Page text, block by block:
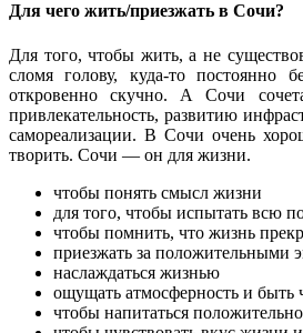
Для чего жить/приезжать в Сочи?
Для того, чтобы жить, а не
сломя голову, куда-то постоянно
откровенно скучно. А Сочи
привлекательность, развитию
самореализации. В Сочи очень
творить. Сочи — он для жизни.
чтобы понять смысл жизни
для того, чтобы испытать всю
чтобы помнить, что жизнь
приезжать за положительными
наслаждаться жизнью
ощущать атмосферность и быть
чтобы напитаться